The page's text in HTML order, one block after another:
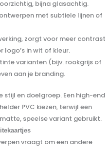
bijna glasachtig.
met subtiele lijnen of
zorgt voor meer contrast
logo’s in wit of kleur.
varianten (bijv. rookgrijs of
aan je branding.
en doelgroep. Een high-end
PVC kiezen, terwijl een
speelse variant gebruikt.
vraagt om een andere